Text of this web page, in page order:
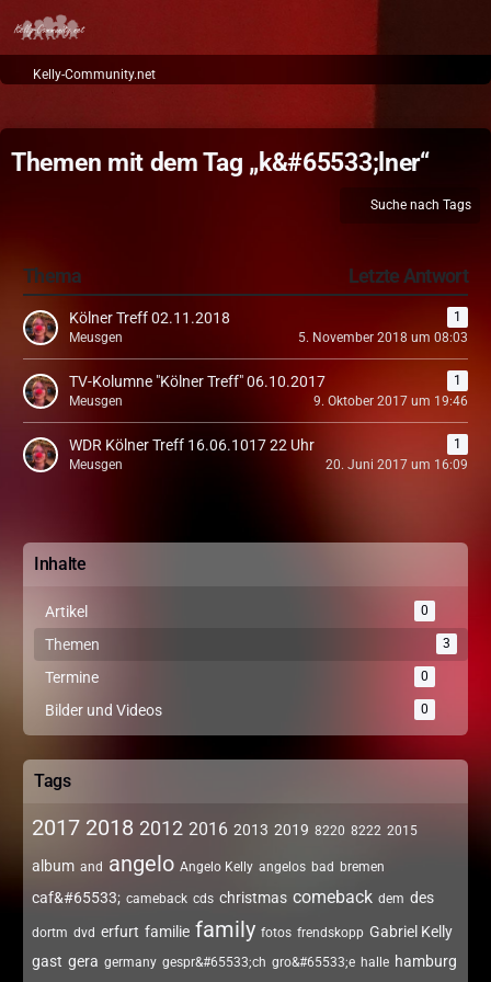
Kelly-Community.net
Themen mit dem Tag „k&#65533;lner“
Suche nach Tags
Thema Letzte Antwort
Kölner Treff 02.11.2018
1
Meusgen
5. November 2018 um 08:03
TV-Kolumne "Kölner Treff" 06.10.2017
1
Meusgen
9. Oktober 2017 um 19:46
WDR Kölner Treff 16.06.1017 22 Uhr
1
Meusgen
20. Juni 2017 um 16:09
Inhalte
Artikel 0
Themen 3
Termine 0
Bilder und Videos 0
Tags
2017 2018 2012 2016 2013 2019 8220 8222 2015
album and angelo Angelo Kelly angelos bad bremen
caf&#65533; cameback cds christmas comeback dem des
dortm dvd erfurt familie family fotos frendskopp Gabriel Kelly
gast gera germany gespr&#65533;ch gro&#65533;e halle hamburg